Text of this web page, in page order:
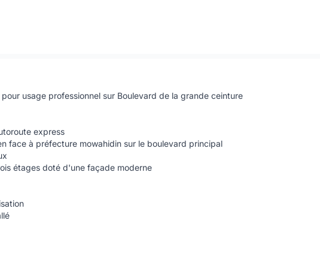
usage professionnel sur Boulevard de la grande ceinture
express
face à préfecture mowahidin sur le boulevard principal
étages doté d'une façade moderne